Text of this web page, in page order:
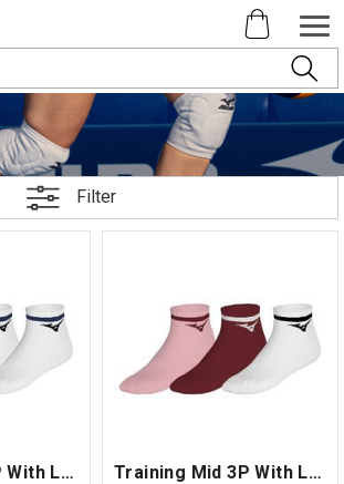
Filter
Training Mid 3P With Line Training Mid 3P With Line